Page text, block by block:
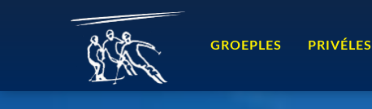
GROEPLES PRIVÉLES